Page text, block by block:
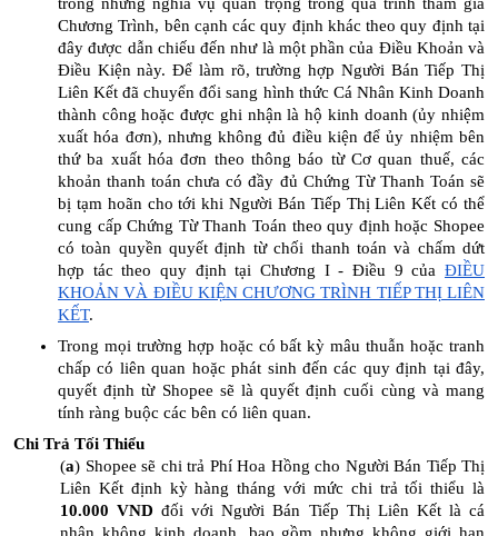
trong những nghĩa vụ quan trọng trong quá trình tham gia
Chương Trình, bên cạnh các quy định khác theo quy định tại
đây được dẫn chiếu đến như là một phần của Điều Khoản và
Điều Kiện này. Để làm rõ, trường hợp Người Bán Tiếp Thị
Liên Kết đã chuyển đổi sang hình thức Cá Nhân Kinh Doanh
thành công hoặc được ghi nhận là hộ kinh doanh (ủy nhiệm
xuất hóa đơn), nhưng không đủ điều kiện để ủy nhiệm bên
thứ ba xuất hóa đơn theo thông báo từ Cơ quan thuế, các
khoản thanh toán chưa có đầy đủ Chứng Từ Thanh Toán sẽ
bị tạm hoãn cho tới khi Người Bán Tiếp Thị Liên Kết có thể
cung cấp Chứng Từ Thanh Toán theo quy định hoặc Shopee
có toàn quyền quyết định từ chối thanh toán và chấm dứt
hợp tác theo quy định tại Chương I - Điều 9 của ĐIỀU
KHOẢN VÀ ĐIỀU KIỆN CHƯƠNG TRÌNH TIẾP THỊ LIÊN
KẾT.
Trong mọi trường hợp hoặc có bất kỳ mâu thuẫn hoặc tranh
chấp có liên quan hoặc phát sinh đến các quy định tại đây,
quyết định từ Shopee sẽ là quyết định cuối cùng và mang
tính ràng buộc các bên có liên quan.
Chi Trả Tối Thiểu
(a) Shopee sẽ chi trả Phí Hoa Hồng cho Người Bán Tiếp Thị
Liên Kết định kỳ hàng tháng với mức chi trả tối thiểu là
10.000 VNDđối với Người Bán Tiếp Thị Liên Kết là cá